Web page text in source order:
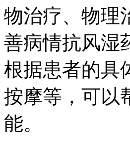
物治疗、物理
善病情抗风湿
根据患者的具
按摩等，可以
能。